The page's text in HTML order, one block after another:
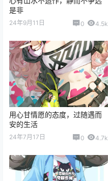
是非
24年9月11日 0 4.5k
用心甘情愿的态度，过随遇而
安的生活
24年7月17日 0 4.7k